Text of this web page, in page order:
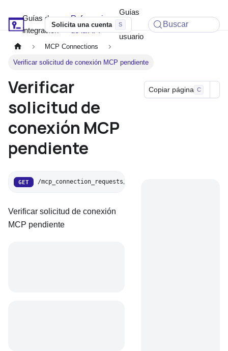
Soyio Docs
Guías de
integración
Referencia
de la API
Guías
de
usuario
Solicita una cuenta Buscar
MCP Connections
Verificar solicitud de conexión MCP pendiente
Verificar
solicitud de
conexión MCP
pendiente
Copiar página C
GET /mcp_connection_requests/verify
Verificar solicitud de conexión
MCP pendiente